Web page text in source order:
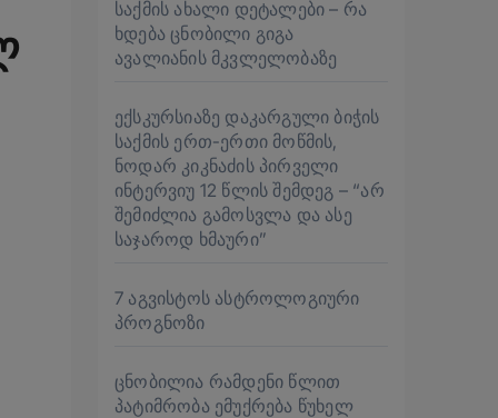
საქმის ახალი დეტალები – რა
ხდება ცნობილი გიგა
ავალიანის მკვლელობაზე
ექსკურსიაზე დაკარგული ბიჭის
საქმის ერთ-ერთი მოწმის,
ნოდარ კიკნაძის პირველი
ინტერვიუ 12 წლის შემდეგ – “არ
შემიძლია გამოსვლა და ასე
საჯაროდ ხმაური”
7 აგვისტოს ასტროლოგიური
პროგნოზი
ცნობილია რამდენი წლით
პატიმრობა ემუქრება წუხელ